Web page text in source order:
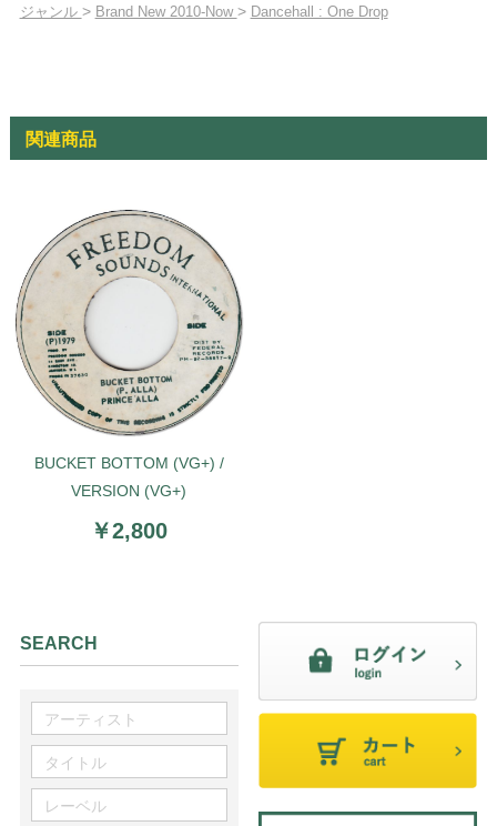
ジャンル > Brand New 2010-Now > Dancehall : One Drop
関連商品
BUCKET BOTTOM (VG+) /
VERSION (VG+)
￥2,800
SEARCH